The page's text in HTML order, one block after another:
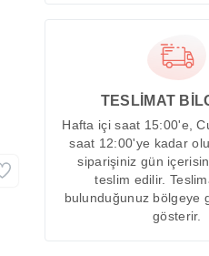
TESLİMAT
Hafta içi saat 15:00'e,
saat 12:00'ye kadar
siparişiniz gün
teslim edilir.
bulunduğunuz bölgeye
gösterir.